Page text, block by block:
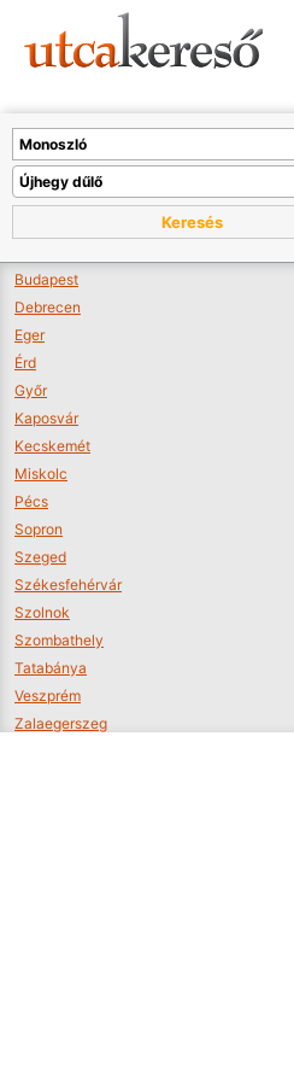
Keresés
Budapest
Debrecen
Eger
Érd
Győr
Kaposvár
Kecskemét
Miskolc
Pécs
Sopron
Szeged
Székesfehérvár
Szolnok
Szombathely
Tatabánya
Veszprém
Zalaegerszeg
A térképet kicsinyíteni kell, hogy
Boltok látszódjanak >>